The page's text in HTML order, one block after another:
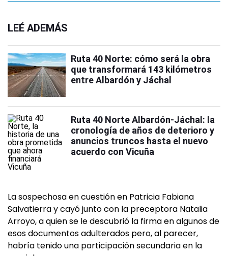
LEÉ ADEMÁS
Ruta 40 Norte: cómo será la obra
que transformará 143 kilómetros
entre Albardón y Jáchal
Ruta 40 Norte Albardón-Jáchal: la
cronología de años de deterioro y
anuncios truncos hasta el nuevo
acuerdo con Vicuña
La sospechosa en cuestión en Patricia Fabiana
Salvatierra y cayó junto con la preceptora Natalia
Arroyo, a quien se le descubrió la firma en algunos de
esos documentos adulterados pero, al parecer,
habría tenido una participación secundaria en la